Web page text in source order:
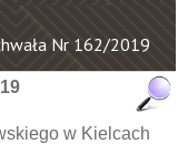
Nr 162/2019
w Kielcach